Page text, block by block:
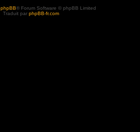
phpBB® Forum Software © phpBB Limited
Traduit par phpBB-fr.com